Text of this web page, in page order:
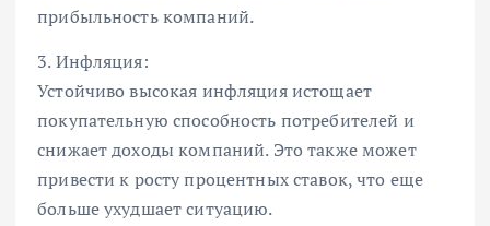
прибыльность компаний.
3. Инфляция:
Устойчиво высокая инфляция истощает
покупательную способность потребителей и
снижает доходы компаний. Это также может
привести к росту процентных ставок, что еще
больше ухудшает ситуацию.